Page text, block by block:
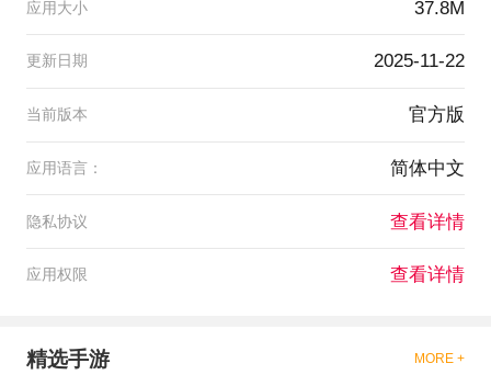
应用大小 37.8M
更新日期 2025-11-22
当前版本 官方版
应用语言： 简体中文
隐私协议 查看详情
应用权限 查看详情
精选手游 MORE +